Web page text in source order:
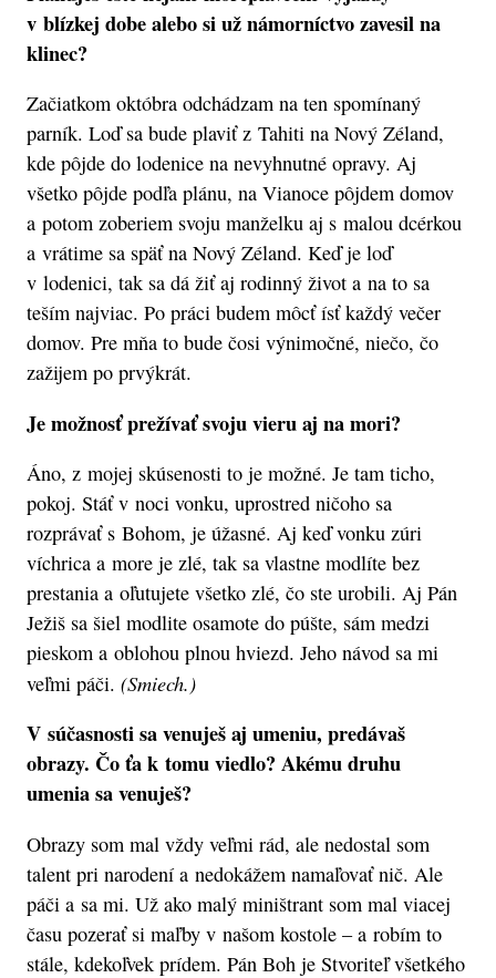
v blízkej dobe alebo si už námorníctvo zavesil na
klinec?
Začiatkom októbra odchádzam na ten spomínaný
parník. Loď sa bude plaviť z Tahiti na Nový Zéland,
kde pôjde do lodenice na nevyhnutné opravy. Aj
všetko pôjde podľa plánu, na Vianoce pôjdem domov
a potom zoberiem svoju manželku aj s malou dcérkou
a vrátime sa späť na Nový Zéland. Keď je loď
v lodenici, tak sa dá žiť aj rodinný život a na to sa
teším najviac. Po práci budem môcť ísť každý večer
domov. Pre mňa to bude čosi výnimočné, niečo, čo
zažijem po prvýkrát.
Je možnosť prežívať svoju vieru aj na mori?
Áno, z mojej skúsenosti to je možné. Je tam ticho,
pokoj. Stáť v noci vonku, uprostred ničoho sa
rozprávať s Bohom, je úžasné. Aj keď vonku zúri
víchrica a more je zlé, tak sa vlastne modlíte bez
prestania a oľutujete všetko zlé, čo ste urobili. Aj Pán
Ježiš sa šiel modlite osamote do púšte, sám medzi
pieskom a oblohou plnou hviezd. Jeho návod sa mi
veľmi páči.(Smiech.)
V súčasnosti sa venuješ aj umeniu, predávaš
obrazy. Čo ťa k tomu viedlo? Akému druhu
umenia sa venuješ?
Obrazy som mal vždy veľmi rád, ale nedostal som
talent pri narodení a nedokážem namaľovať nič. Ale
páči a sa mi. Už ako malý miništrant som mal viacej
času pozerať si maľby v našom kostole – a robím to
stále, kdekoľvek prídem. Pán Boh je Stvoriteľ všetkého